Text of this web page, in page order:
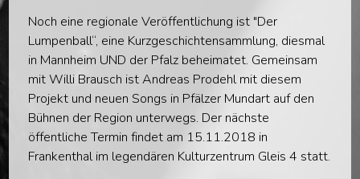
Noch eine regionale Veröffentlichung ist "Der
Lumpenball“, eine Kurzgeschichtensammlung, diesmal
in Mannheim UND der Pfalz beheimatet. Gemeinsam
mit Willi Brausch ist Andreas Prodehl mit diesem
Projekt und neuen Songs in Pfälzer Mundart auf den
Bühnen der Region unterwegs. Der nächste
öffentliche Termin findet am 15.11.2018 in
Frankenthal im legendären Kulturzentrum Gleis 4 statt.